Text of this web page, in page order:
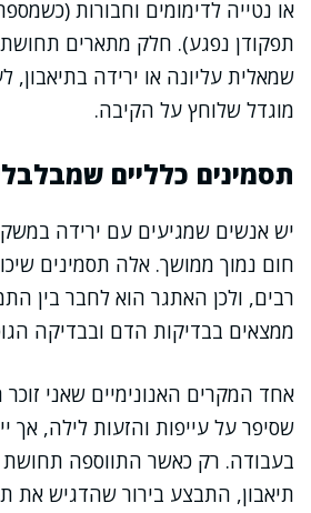
או נטייה לדימומים וחבורות
תפקודן נפגע). חלק מתארים
שמאלית עליונה או ירידה בתיאבון,
מוגדל שלוחץ על הקיבה.
תסמינים כלליים
יש אנשים שמגיעים עם ירידה
חום נמוך ממושך. אלה תסמינים
רבים, ולכן האתגר הוא לחבר בין
ממצאים בבדיקות הדם ובבדיקה
אחד המקרים האנונימיים שאני
שסיפר על עייפות והזעות לילה, אך
בעבודה. רק כאשר התווספה תחושת
תיאבון, התבצע בירור שהדגיש את